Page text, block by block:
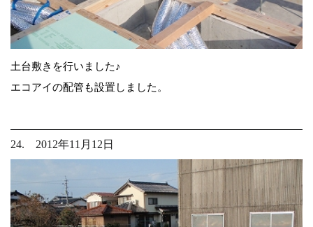
土台敷きを行いました♪
エコアイの配管も設置しました。
24. 2012年11月12日